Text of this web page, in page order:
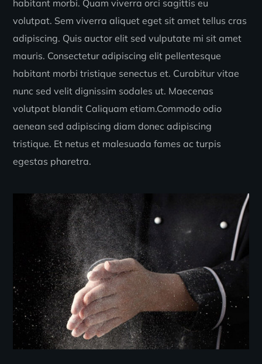
habitant morbi. Quam viverra orci sagittis eu
volutpat. Sem viverra aliquet eget sit amet tellus cras
adipiscing. Quis auctor elit sed vulputate mi sit amet
mauris. Consectetur adipiscing elit pellentesque
habitant morbi tristique senectus et. Curabitur vitae
nunc sed velit dignissim sodales ut. Maecenas
volutpat blandit Caliquam etiam.Commodo odio
aenean sed adipiscing diam donec adipiscing
tristique. Et netus et malesuada fames ac turpis
egestas pharetra.